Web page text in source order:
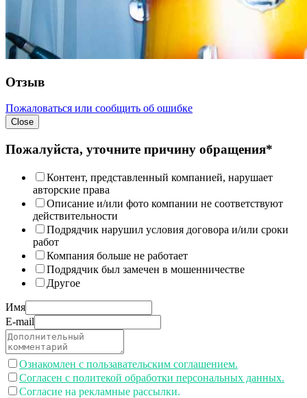
Отзыв
Пожаловаться или сообщить об ошибке
Close
Пожалуйста, уточните причину обращения*
Контент, представленный компанией, нарушает
авторские права
Описание и/или фото компании не соответствуют
действительности
Подрядчик нарушил условия договора и/или сроки
работ
Компания больше не работает
Подрядчик был замечен в мошенничестве
Другое
Имя
E-mail
Ознакомлен с пользавательским соглашением.
Согласен с политекой обработки персональных данных.
Согласие на рекламные рассылки.